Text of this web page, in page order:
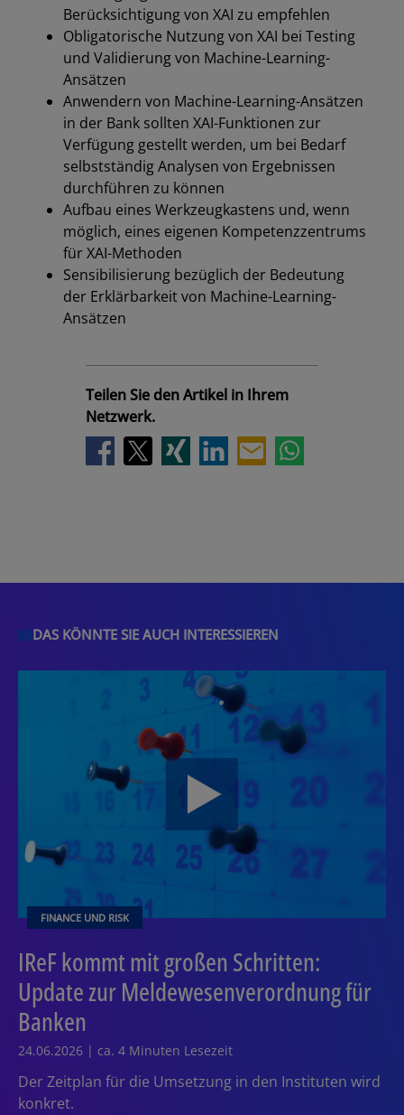
Berücksichtigung von XAI zu empfehlen
Obligatorische Nutzung von XAI bei Testing
und Validierung von Machine-Learning-
Ansätzen
Anwendern von Machine-Learning-Ansätzen
in der Bank sollten XAI-Funktionen zur
Verfügung gestellt werden, um bei Bedarf
selbstständig Analysen von Ergebnissen
durchführen zu können
Aufbau eines Werkzeugkastens und, wenn
möglich, eines eigenen Kompetenzzentrums
für XAI-Methoden
Sensibilisierung bezüglich der Bedeutung
der Erklärbarkeit von Machine-Learning-
Ansätzen
Teilen Sie den Artikel in Ihrem
Netzwerk.
DAS KÖNNTE SIE AUCH INTERESSIEREN
FINANCE UND RISK
IReF kommt mit großen Schritten:
Update zur Meldewesenverordnung für
Banken
24.06.2026 | ca. 4 Minuten Lesezeit
Der Zeitplan für die Umsetzung in den Instituten wird
konkret.